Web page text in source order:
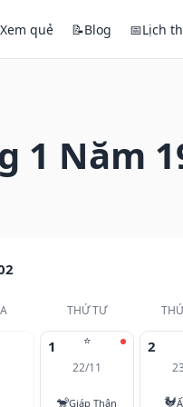
Xem quẻ 📝Blog 📅Lịch
1 Năm
THỨ TƯ
⭐
1
22/11
🐒Giáp Thân
2
🐓